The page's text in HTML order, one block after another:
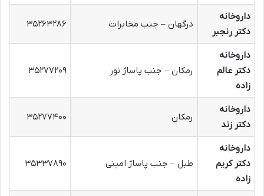
داروخانه
دکتر رنجبر
درگهان – جنب مخابرات ۳۵۲۶۳۲۸۶
داروخانه
دکتر عالم
زاده
رمکان – جنب پاساژ نور ۳۵۲۷۷۲۰۹
داروخانه
دکتر زند
رمکان ۳۵۲۷۷۴۰۰
داروخانه
دکتر کریم
زاده
طبل – جنب پاساژ امینی ۳۵۳۳۷۸۹۰